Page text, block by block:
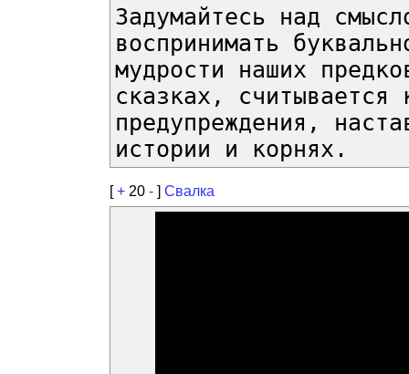
Задумайтесь над
воспринимать
мудрости наших
сказках,
предупреждения,
истории и корнях.
[+ 20 - ] Свалка